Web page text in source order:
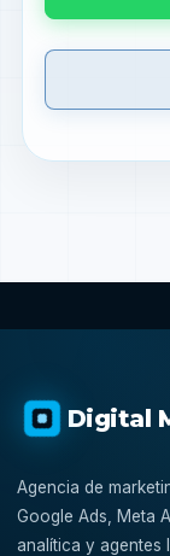
Digital
Agencia de
Google Ads, Meta
analítica y agentes